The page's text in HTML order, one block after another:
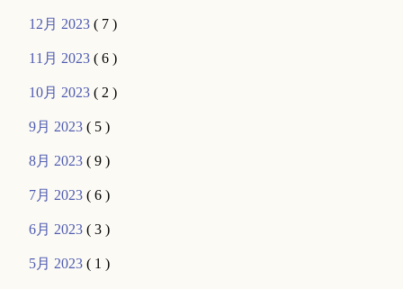
12月 2023( 7 )
11月 2023( 6 )
10月 2023( 2 )
9月 2023( 5 )
8月 2023( 9 )
7月 2023( 6 )
6月 2023( 3 )
5月 2023( 1 )